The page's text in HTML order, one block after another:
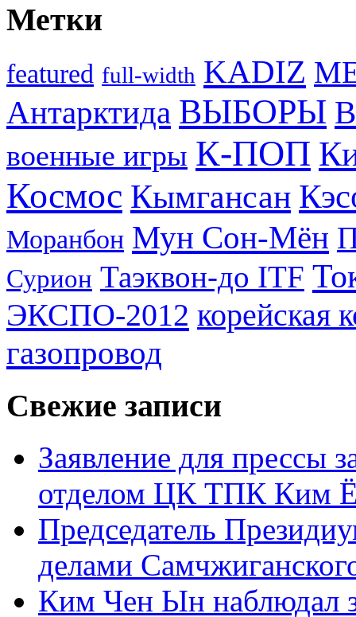
Метки
featured full-width KADIZ
Антарктида ВЫБОРЫ
военные игры К-ПОП
Космос Кымгансан
Моранбон Мун Сон-Мён
Сурион Таэквон-до ITF
ЭКСПО-2012 корейская
газопровод
Свежие записи
Заявление для прессы
отделом ЦК ТПК Ким
Председатель
делами
Ким Чен Ын наблюдал